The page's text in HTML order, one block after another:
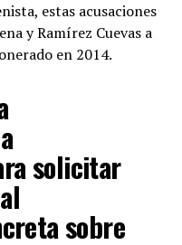
estas acusaciones
y Ramírez Cuevas a
en 2014.
solicitar
sobre